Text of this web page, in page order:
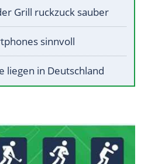
Grill ruckzuck sauber
sinnvoll
liegen in Deutschland